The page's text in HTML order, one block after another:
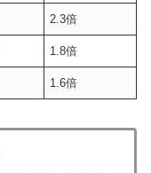
2.3倍
1.8倍
1.6倍